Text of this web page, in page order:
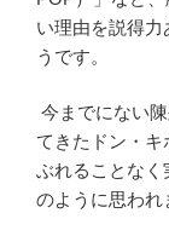
い理由を説得
うです。
今までにない
てきたドン・キ
ぶれることなく
のように思われ